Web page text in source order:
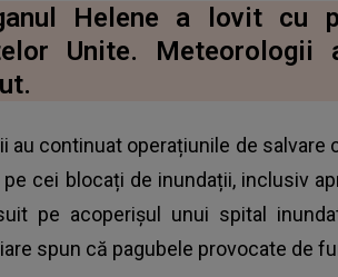
ARTICOLUL
Helene a lovit cu
Unite.
au continuat operațiunile de
pe cei blocați de inundații, inclusiv
pe acoperișul unui spital
spun că pagubele provocate de